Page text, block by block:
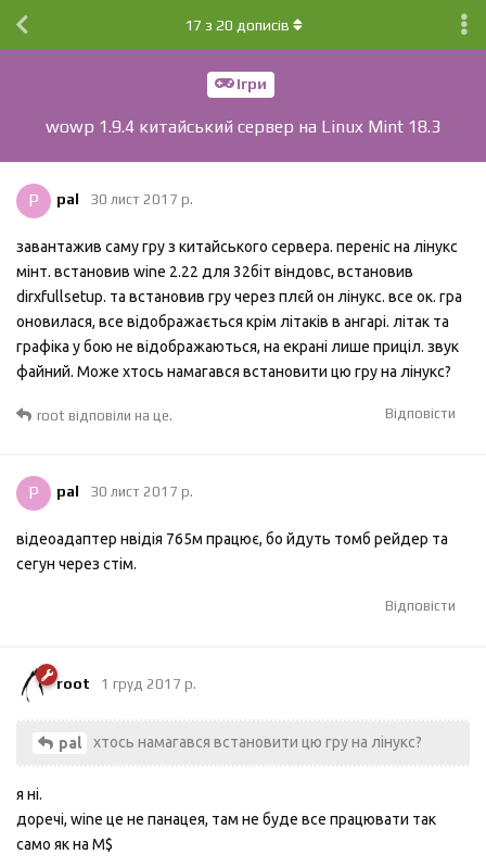
Ігри
wowp 1.9.4 китайський сервер на Linux Mint 18.3
17 з 20 дописів
P pal 30 лист 2017 р.
завантажив саму гру з китайського сервера. переніс на лінукс
мінт. встановив wine 2.22 для 32біт віндовс, встановив
dirxfullsetup. та встановив гру через плєй он лінукс. все ок. гра
оновилася, все відображається крім літаків в ангарі. літак та
графіка у бою не відображаються, на екрані лише приціл. звук
файний. Може хтось намагався встановити цю гру на лінукс?
Відповісти
root відповіли на це.
P pal 30 лист 2017 р.
відеоадаптер нвідія 765м працює, бо йдуть томб рейдер та
сегун через стім.
Відповісти
root 1 груд 2017 р.
pal хтось намагався встановити цю гру на лінукс?
я ні.
доречі, wine це не панацея, там не буде все працювати так
само як на M$